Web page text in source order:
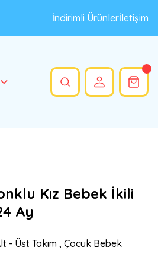
İndirimli Ürünlerİletişim
Kız Bebek İkili
Ay
- Üst Takım , Çocuk Bebek